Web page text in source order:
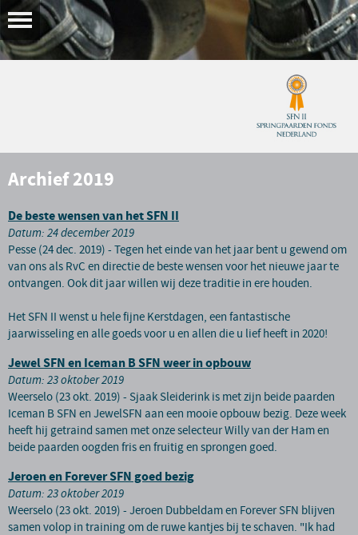
Archief 2019
De beste wensen van het SFN II
Datum: 24 december 2019
Pesse (24 dec. 2019) - Tegen het einde van het jaar bent u gewend om
van ons als RvC en directie de beste wensen voor het nieuwe jaar te
ontvangen. Ook dit jaar willen wij deze traditie in ere houden.
Het SFN II wenst u hele fijne Kerstdagen, een fantastische
jaarwisseling en alle goeds voor u en allen die u lief heeft in 2020!
Jewel SFN en Iceman B SFN weer in opbouw
Datum: 23 oktober 2019
Weerselo (23 okt. 2019) - Sjaak Sleiderink is met zijn beide paarden
Iceman B SFN en JewelSFN aan een mooie opbouw bezig. Deze week
heeft hij getraind samen met onze selecteur Willy van der Ham en
beide paarden oogden fris en fruitig en sprongen goed.
Jeroen en Forever SFN goed bezig
Datum: 23 oktober 2019
Weerselo (23 okt. 2019) - Jeroen Dubbeldam en Forever SFN blijven
samen volop in training om de ruwe kantjes bij te schaven. "Ik had